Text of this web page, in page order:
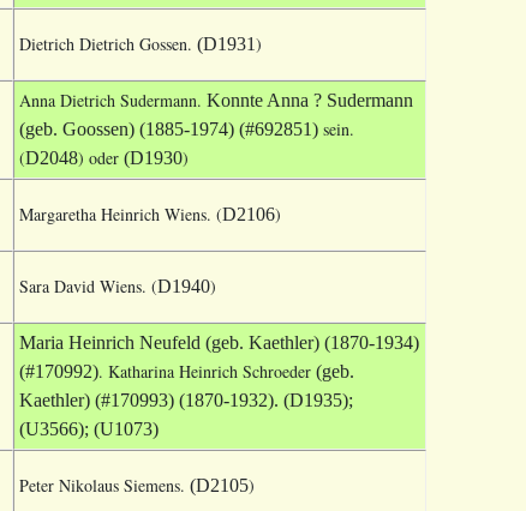
Dietrich Dietrich Gossen. (D1931)
Anna Dietrich Sudermann. Konnte Anna ? Sudermann
(geb. Goossen) (1885-1974) (#692851) sein.
(D2048) oder (D1930)
Margaretha Heinrich Wiens. (D2106)
Sara David Wiens. (D1940)
Maria Heinrich Neufeld (geb. Kaethler) (1870-1934)
(#170992). Katharina Heinrich Schroeder (geb.
Kaethler) (#170993) (1870-1932). (D1935);
(U3566); (U1073)
Peter Nikolaus Siemens. (D2105)